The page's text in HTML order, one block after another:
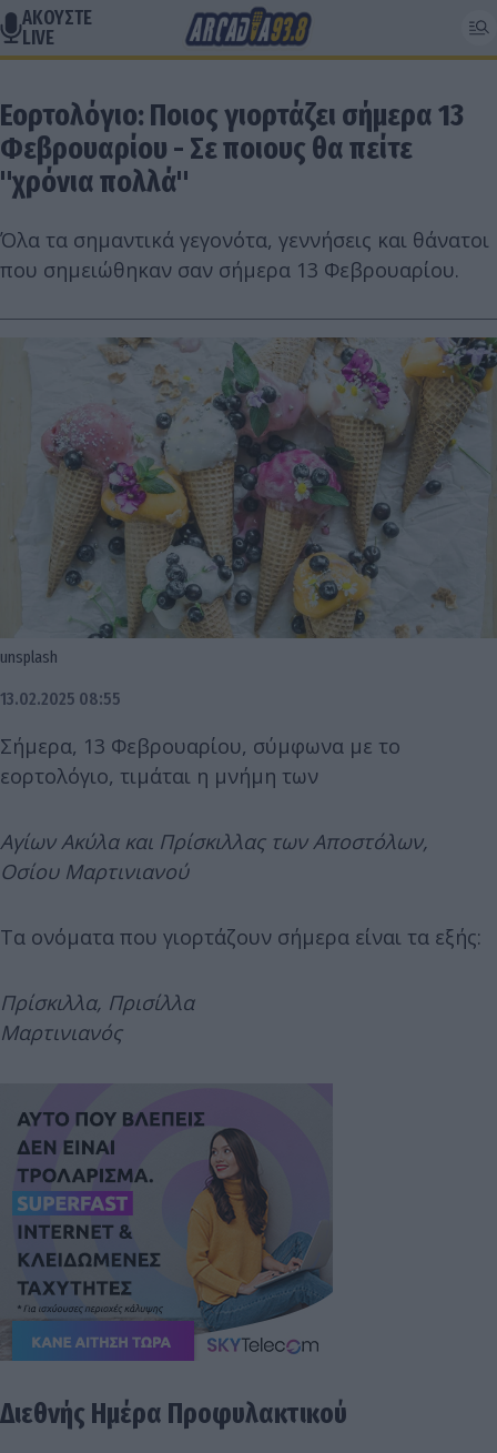
ΑΚΟΥΣΤΕ
LIVE
Εορτολόγιο: Ποιος γιορτάζει σήμερα 13
Φεβρουαρίου - Σε ποιους θα πείτε
"χρόνια πολλά"
Όλα τα σημαντικά γεγονότα, γεννήσεις και θάνατοι
που σημειώθηκαν σαν σήμερα 13 Φεβρουαρίου.
unsplash
13.02.2025 08:55
Σήμερα, 13 Φεβρουαρίου, σύμφωνα με το
εορτολόγιο, τιμάται η μνήμη των
Αγίων Ακύλα και Πρίσκιλλας των Αποστόλων,
Οσίου Μαρτινιανού
Τα ονόματα που γιορτάζουν σήμερα είναι τα εξής:
Πρίσκιλλα, Πρισίλλα
Μαρτινιανός
Διεθνής Ημέρα Προφυλακτικού